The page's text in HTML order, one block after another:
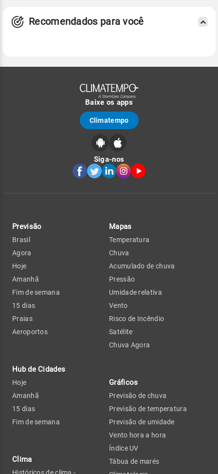
Recomendados para você
Baixe os apps
Climatempo
Siga-nos
Previsão
Brasil
Agora
Hoje
Amanhã
Fim de semana
15 dias
Praias
Aeroportos
Hub de Cidades
Hoje
Amanhã
15 dias
Fim de semana
Clima
Mapas
Temperatura
Chuva
Acumulado de chuva
Pressão
Umidade relativa
Vento
Risco de Incêndio
Satélite
Chuva Agora
Gráficos
Previsão de chuva
Previsão de temperatura
Previsão de umidade
Vento hora a hora
Índice UV
Tábua de marés